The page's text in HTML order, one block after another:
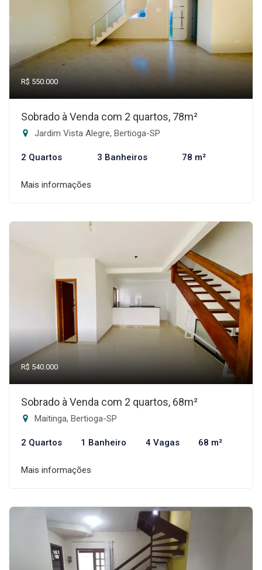
R$ 550.000
Sobrado à Venda com 2 quartos, 78m²
Jardim Vista Alegre, Bertioga-SP
2 Quartos 3 Banheiros 78 m²
Mais informações
R$ 540.000
Sobrado à Venda com 2 quartos, 68m²
Maitinga, Bertioga-SP
2 Quartos 1 Banheiro 4 Vagas 68 m²
Mais informações